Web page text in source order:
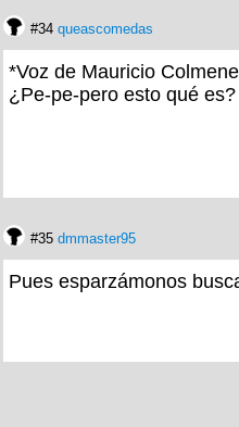
#34 queascomedas
*Voz de Mauricio
¿Pe-pe-pero esto qué es?
#35 dmmaster95
Pues esparzámonos